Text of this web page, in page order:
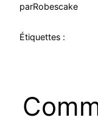
parRobescake
Étiquettes :